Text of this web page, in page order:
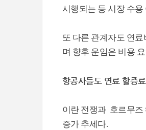
시행되는 등 시장 수
또 다른 관계자도 연
며 향후 운임은 비용
항공사들도 연료 할증
이란 전쟁과 호르무즈
증가 추세다.